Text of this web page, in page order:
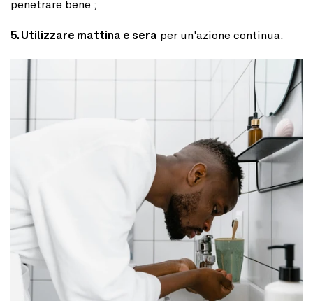
penetrare bene ;
5. Utilizzare mattina e sera per un'azione continua.